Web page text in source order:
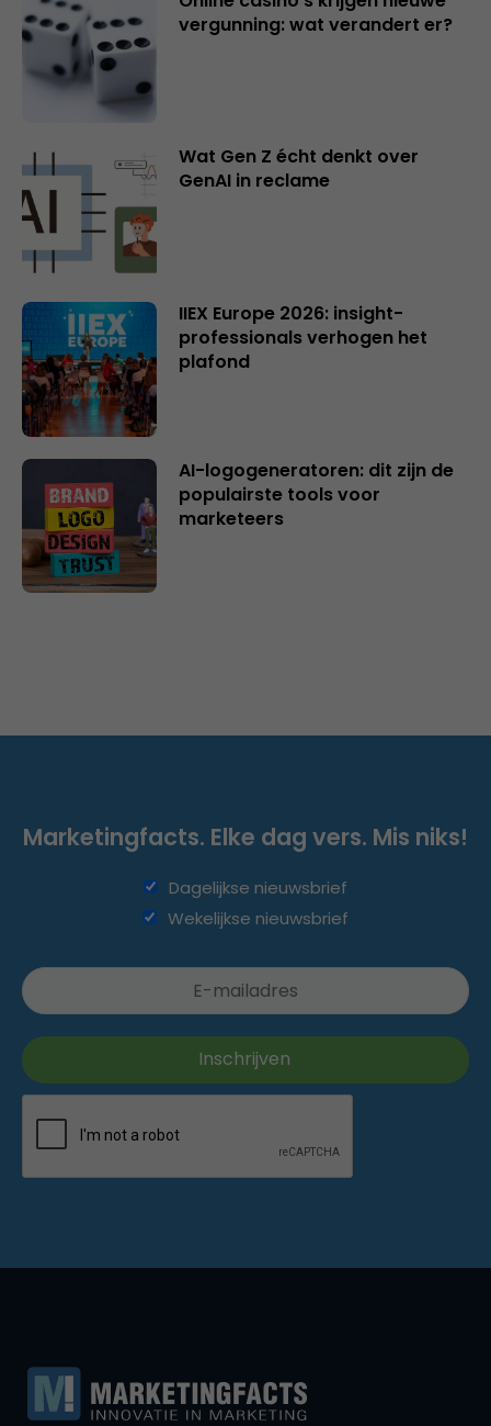
vergunning: wat verandert er?
Wat Gen Z écht denkt over
GenAI in reclame
IIEX Europe 2026: insight-
professionals verhogen het
plafond
AI-logogeneratoren: dit zijn de
populairste tools voor
marketeers
Marketingfacts. Elke dag vers. Mis niks!
Dagelijkse nieuwsbrief
Wekelijkse nieuwsbrief